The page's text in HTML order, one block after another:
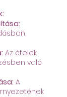
Az ételek
való
A